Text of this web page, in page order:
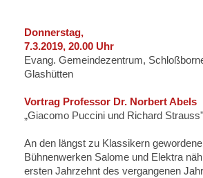
Donnerstag,
7.3.2019, 20.00 Uhr
Evang. Gemeindezentrum,
Glashütten
Vortrag Professor Dr. Norbert Abels
„Giacomo Puccini und Richard Strauss"
An den längst zu Klassikern
Bühnenwerken Salome und Elektra
ersten Jahrzehnt des vergangenen